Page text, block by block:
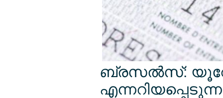
ബ്രസല്‍സ്: